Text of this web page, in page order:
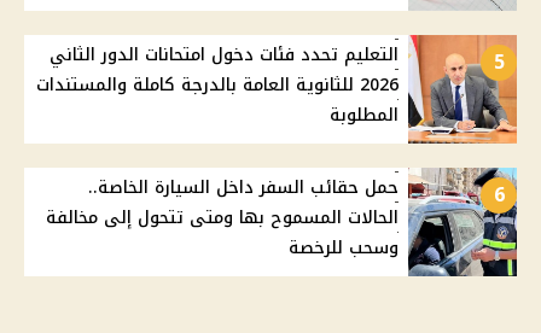
5
التعليم تحدد فئات دخول امتحانات الدور الثاني
2026 للثانوية العامة بالدرجة كاملة والمستندات
المطلوبة
6
حمل حقائب السفر داخل السيارة الخاصة..
الحالات المسموح بها ومتى تتحول إلى مخالفة
وسحب للرخصة